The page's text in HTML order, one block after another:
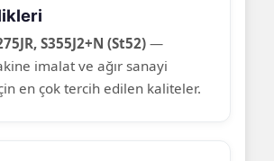
S355J2+N (St52) —
imalat ve ağır sanayi
en çok tercih edilen kaliteler.